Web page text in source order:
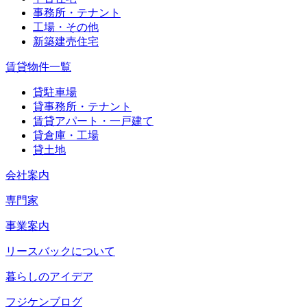
事務所・テナント
工場・その他
新築建売住宅
賃貸物件一覧
貸駐車場
貸事務所・テナント
賃貸アパート・一戸建て
貸倉庫・工場
貸土地
会社案内
専門家
事業案内
リースバックについて
暮らしのアイデア
フジケンブログ